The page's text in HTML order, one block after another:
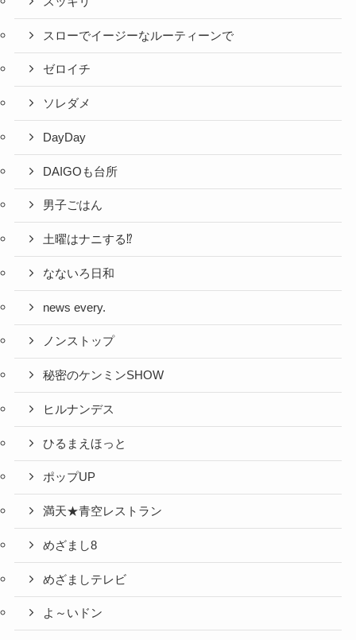
スローでイージーなルーティーンで
ゼロイチ
ソレダメ
DayDay
DAIGOも台所
男子ごはん
土曜はナニする⁉
なないろ日和
news every.
ノンストップ
秘密のケンミンSHOW
ヒルナンデス
ひるまえほっと
ポップUP
満天★青空レストラン
めざまし8
めざましテレビ
よ～いドン